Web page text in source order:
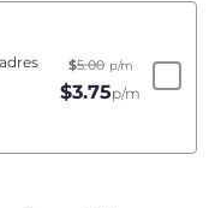
$5.00 p/m
$3.75p/m